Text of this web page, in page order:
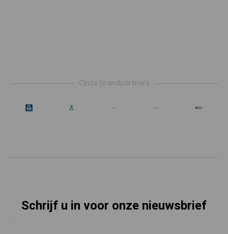
Onze brandpartners
Schrijf u in voor onze nieuwsbrief